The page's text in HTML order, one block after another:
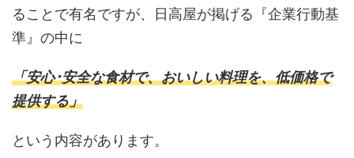
ることで有名ですが、日高屋が掲げる『企業行動基
準』の中に
「安心･安全な食材で、おいしい料理を、低価格で
提供する」
という内容があります。